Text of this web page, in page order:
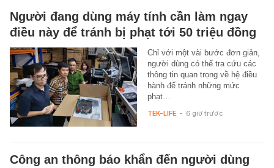
Người đang dùng máy tính cần làm ngay
điều này để tránh bị phạt tới 50 triệu đồng
Chỉ với một vài bước đơn giản,
người dùng có thể tra cứu các
thông tin quan trọng về hệ điều
hành để tránh những mức
phạt…
TEK-LIFE - 6 giờ trước
Công an thông báo khẩn đến người dùng